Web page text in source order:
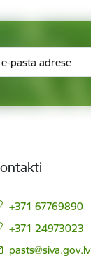
+371 67769890
+371 24973023
E-pasts:
pasts@siva.gov.lv